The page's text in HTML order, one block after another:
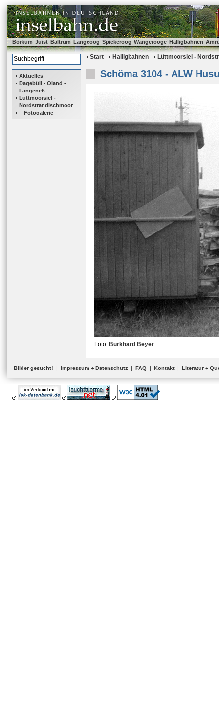
Borkum Juist Baltrum Langeoog Spiekeroog Wangerooge Halligbahnen
Aktuelles
Dagebüll - Oland -
Langeneß
Lüttmoorsiel -
Nordstrandischmoor
Fotogalerie
Start Halligbahnen Lüttmoorsiel -
Schöma 3104 - ALW
Foto: Burkhard Beyer
Bilder gesucht! | Impressum + Datenschutz | FAQ | Kontakt | Literatur +